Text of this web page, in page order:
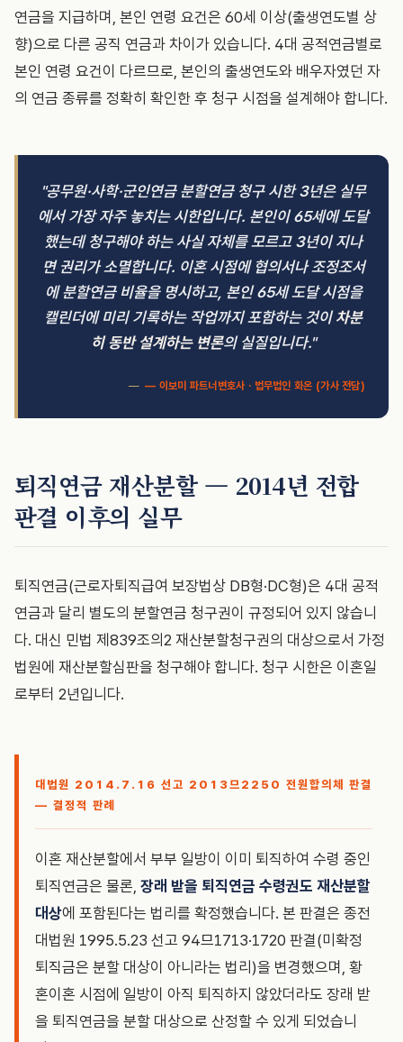
연금을 지급하며, 본인 연령 요건은 60세 이상(출생연도별 상
향)으로 다른 공직 연금과 차이가 있습니다. 4대 공적연금별로
본인 연령 요건이 다르므로, 본인의 출생연도와 배우자였던 자
의 연금 종류를 정확히 확인한 후 청구 시점을 설계해야 합니다.
"공무원·사학·군인연금 분할연금 청구 시한 3년은 실무
에서 가장 자주 놓치는 시한입니다. 본인이 65세에 도달
했는데 청구해야 하는 사실 자체를 모르고 3년이 지나
면 권리가 소멸합니다. 이혼 시점에 협의서나 조정조서
에 분할연금 비율을 명시하고, 본인 65세 도달 시점을
캘린더에 미리 기록하는 작업까지 포함하는 것이차분
히 동반 설계하는 변론의 실질입니다."
— 이보미 파트너변호사 · 법무법인 화온 (가사 전담)
퇴직연금 재산분할 — 2014년 전합
판결 이후의 실무
퇴직연금(근로자퇴직급여 보장법상 DB형·DC형)은 4대 공적
연금과 달리 별도의 분할연금 청구권이 규정되어 있지 않습니
다. 대신 민법 제839조의2 재산분할청구권의 대상으로서 가정
법원에 재산분할심판을 청구해야 합니다. 청구 시한은 이혼일
로부터 2년입니다.
대법원 2014.7.16 선고 2013므2250 전원합의체 판결
— 결정적 판례
이혼 재산분할에서 부부 일방이 이미 퇴직하여 수령 중인
퇴직연금은 물론, 장래 받을 퇴직연금 수령권도 재산분할
대상에 포함된다는 법리를 확정했습니다. 본 판결은 종전
대법원 1995.5.23 선고 94므1713·1720 판결(미확정
퇴직금은 분할 대상이 아니라는 법리)을 변경했으며, 황
혼이혼 시점에 일방이 아직 퇴직하지 않았더라도 장래 받
을 퇴직연금을 분할 대상으로 산정할 수 있게 되었습니